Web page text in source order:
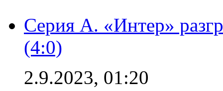
Серия А. «Интер»
(4:0)
2.9.2023, 01:20